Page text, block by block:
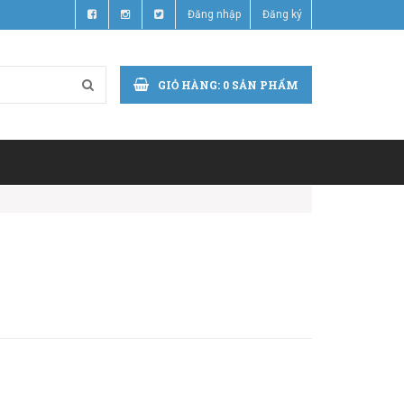
Đăng nhập Đăng ký
GIỎ HÀNG: 0 SẢN PHẨM